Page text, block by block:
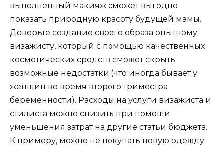
выполненный макияж сможет выгодно
показать природную красоту будущей мамы.
Доверьте создание своего образа опытному
визажисту, который с помощью качественных
косметических средств сможет скрыть
возможные недостатки (что иногда бывает у
женщин во время второго триместра
беременности). Расходы на услуги визажиста и
стилиста можно снизить при помощи
уменьшения затрат на другие статьи бюджета.
К примеру, можно не покупать новую одежду